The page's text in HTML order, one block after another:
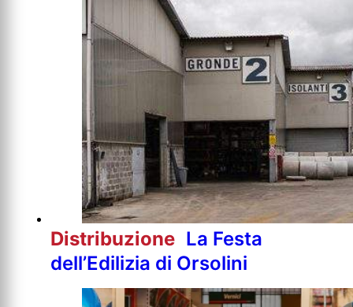
Distribuzione La Festa
dell’Edilizia di Orsolini